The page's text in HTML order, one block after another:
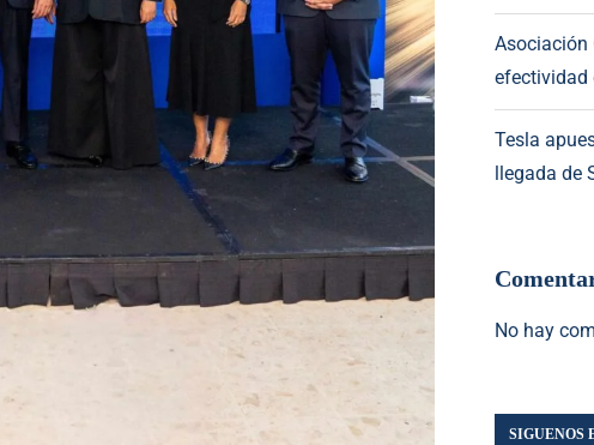
Asociación
efectividad
Tesla
llegada de
No hay
SIGUENOS